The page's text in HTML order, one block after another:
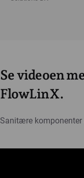
Se videoen
FlowLinX.
Sanitære